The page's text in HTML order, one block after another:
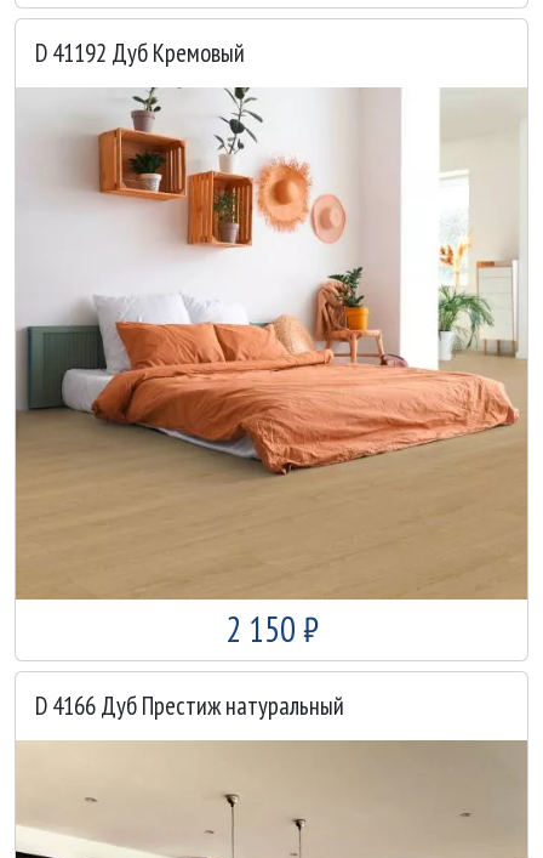
D 41192 Дуб Кремовый
2 150 ₽
D 4166 Дуб Престиж натуральный